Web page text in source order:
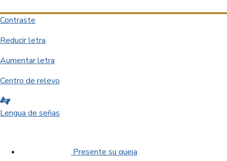
Contraste
Reducir letra
Aumentar letra
Centro de relevo
Lengua de señas
Presente su queja